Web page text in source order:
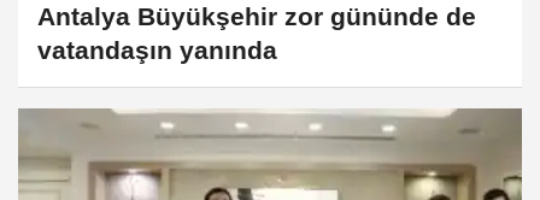
Antalya Büyükşehir zor gününde de
vatandaşın yanında